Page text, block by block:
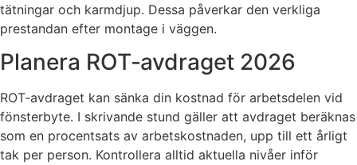
tätningar och karmdjup. Dessa påverkar den verkliga
prestandan efter montage i väggen.
Planera ROT‑avdraget 2026
ROT‑avdraget kan sänka din kostnad för arbetsdelen vid
fönsterbyte. I skrivande stund gäller att avdraget beräknas
som en procentsats av arbetskostnaden, upp till ett årligt
tak per person. Kontrollera alltid aktuella nivåer inför